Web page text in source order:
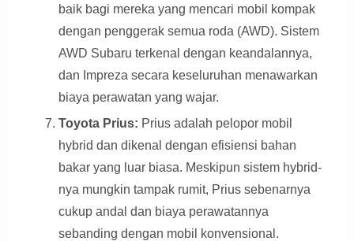
baik bagi mereka yang mencari mobil kompak
dengan penggerak semua roda (AWD). Sistem
AWD Subaru terkenal dengan keandalannya,
dan Impreza secara keseluruhan menawarkan
biaya perawatan yang wajar.
Toyota Prius: Prius adalah pelopor mobil
hybrid dan dikenal dengan efisiensi bahan
bakar yang luar biasa. Meskipun sistem hybrid-
nya mungkin tampak rumit, Prius sebenarnya
cukup andal dan biaya perawatannya
sebanding dengan mobil konvensional.